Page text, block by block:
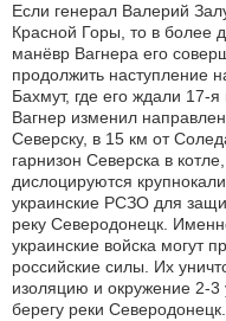
Если генерал Валерий
Красной Горы, то в более
манёвр Вагнера его
продолжить наступление
Бахмут, где его ждали 17-
Вагнер изменил
Северску, в 15 км от
гарнизон Северска в
дислоцируются
украинские РСЗО для
реку Северодонецк.
украинские войска могут
российские силы. Их
изоляцию и окружение 2-3
берегу реки Северодонецк.